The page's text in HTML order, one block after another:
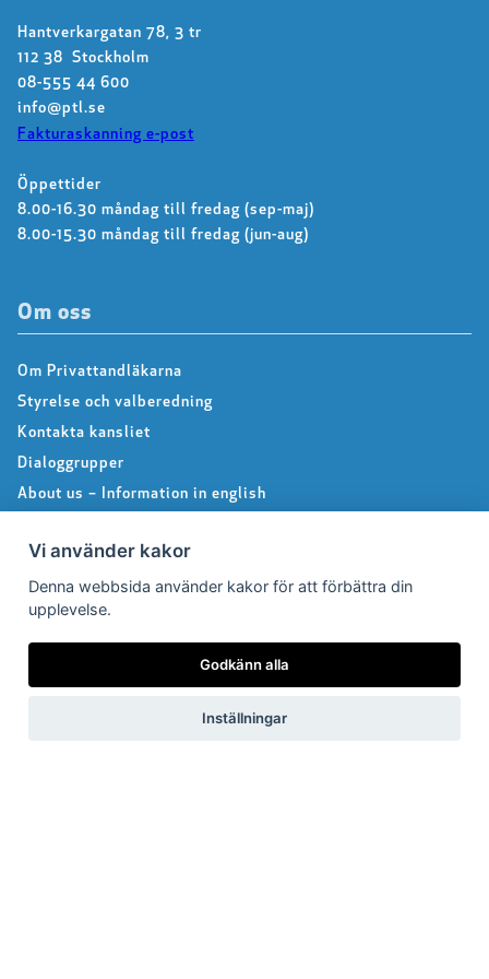
Hantverkargatan 78, 3 tr
112 38 Stockholm
08-555 44 600
info@ptl.se
Fakturaskanning e-post
Öppettider
8.00-16.30 måndag till fredag (sep-maj)
8.00-15.30 måndag till fredag (jun-aug)
Om oss
Om Privattandläkarna
Styrelse och valberedning
Kontakta kansliet
Dialoggrupper
About us – Information in english
Följ oss på Facebook
Pressrum
Vi använder kakor
Denna webbsida använder kakor för att förbättra din
upplevelse.
Godkänn alla
Inställningar